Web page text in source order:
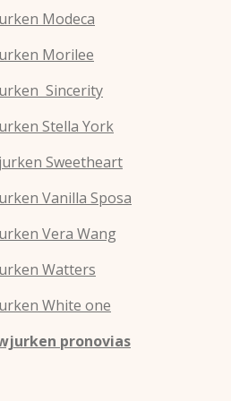
Modeca
Morilee
Sincerity
Stella York
Sweetheart
Vanilla Sposa
Vera Wang
Watters
White one
pronovias